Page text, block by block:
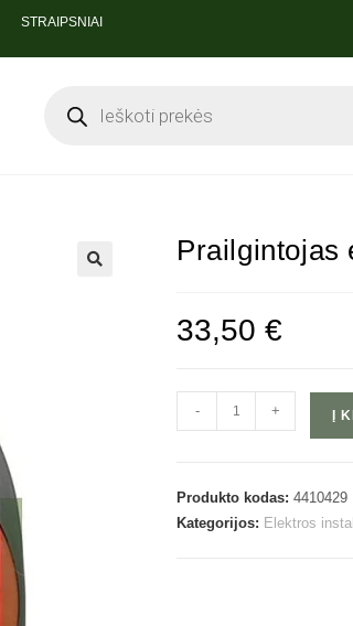
STRAIPSNIAI
Prailgintojas
33,50 €
- + Į
Produkto kodas: 4410429
Kategorijos: Elektros